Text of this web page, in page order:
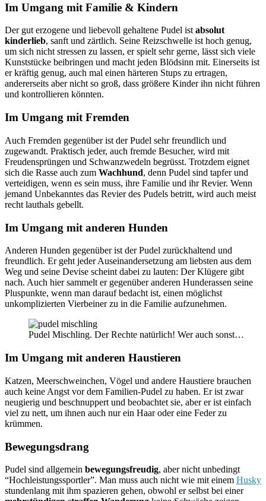
Im Umgang mit Familie & Kindern
Der gut erzogene und liebevoll gehaltene Pudel istabsolut
kinderlieb, sanft und zärtlich. Seine Reizschwelle ist hoch genug,
um sich nicht stressen zu lassen, er spielt sehr gerne, lässt sich viele
Kunststücke beibringen und macht jeden Blödsinn mit. Einerseits ist
er kräftig genug, auch mal einen härteren Stups zu ertragen,
andererseits aber nicht so groß, dass größere Kinder ihn nicht führen
und kontrollieren könnten.
Im Umgang mit Fremden
Auch Fremden gegenüber ist der Pudel sehr freundlich und
zugewandt. Praktisch jeder, auch fremde Besucher, wird mit
Freudensprüngen und Schwanzwedeln begrüsst. Trotzdem eignet
sich die Rasse auch zum Wachhund, denn Pudel sind tapfer und
verteidigen, wenn es sein muss, ihre Familie und ihr Revier. Wenn
jemand Unbekanntes das Revier des Pudels betritt, wird auch meist
recht lauthals gebellt.
Im Umgang mit anderen Hunden
Anderen Hunden gegenüber ist der Pudel zurückhaltend und
freundlich. Er geht jeder Auseinandersetzung am liebsten aus dem
Weg und seine Devise scheint dabei zu lauten: Der Klügere gibt
nach. Auch hier sammelt er gegenüber anderen Hunderassen seine
Pluspunkte, wenn man darauf bedacht ist, einen möglichst
unkomplizierten Vierbeiner zu in die Familie aufzunehmen.
Pudel Mischling. Der Rechte natürlich! Wer auch sonst…
Im Umgang mit anderen Haustieren
Katzen, Meerschweinchen, Vögel und andere Haustiere brauchen
auch keine Angst vor dem Familien-Pudel zu haben. Er ist zwar
neugierig und beschnuppert und beobachtet sie, aber er ist einfach
viel zu nett, um ihnen auch nur ein Haar oder eine Feder zu
krümmen.
Bewegungsdrang
Pudel sind allgemein bewegungsfreudig, aber nicht unbedingt
“Hochleistungssportler”. Man muss auch nicht wie mit einem Husky
stundenlang mit ihm spazieren gehen, obwohl er selbst bei einer